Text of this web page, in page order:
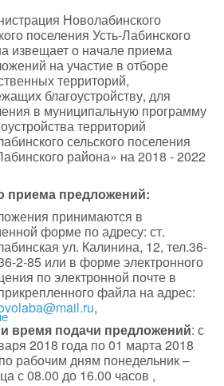
Новолабинского
поселения Усть-Лабинского
извещает о начале приема
на участие в отборе
территорий,
благоустройству, для
в муниципальную программу
территорий
сельского поселения
района» на 2018 - 2022
приема предложений:
принимаются в
форме по адресу: ст.
ул. Калинина, 12, тел.36-
2-85 или в форме электронного
по электронной почте в
файла на адрес:
,
время подачи предложений: с
2018 года по 01 марта 2018
рабочим дням понедельник –
с 08.00 до 16.00 часов ,